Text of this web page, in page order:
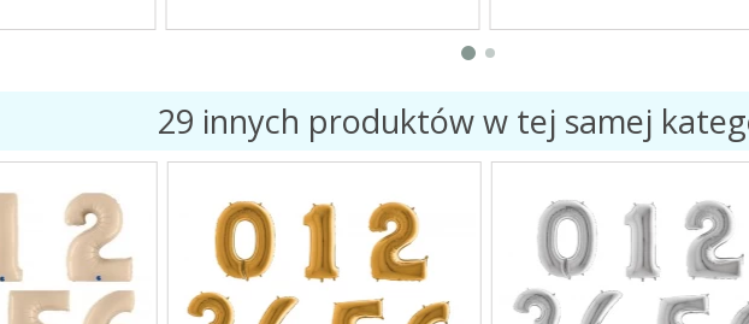
29 innych produktów w tej samej